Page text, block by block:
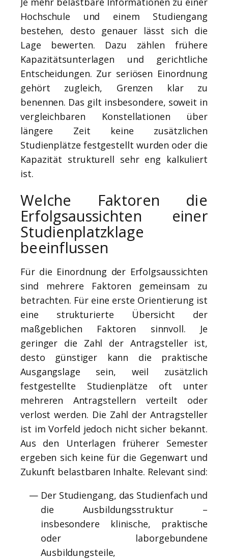
Hochschule und einem Studiengang
bestehen, desto genauer lässt sich die
Lage bewerten. Dazu zählen frühere
Kapazitätsunterlagen und gerichtliche
Entscheidungen. Zur seriösen Einordnung
gehört zugleich, Grenzen klar zu
benennen. Das gilt insbesondere, soweit in
vergleichbaren Konstellationen über
längere Zeit keine zusätzlichen
Studienplätze festgestellt wurden oder die
Kapazität strukturell sehr eng kalkuliert
ist.
Welche Faktoren die
Erfolgsaussichten einer
Studienplatzklage
beeinflussen
Für die Einordnung der Erfolgsaussichten
sind mehrere Faktoren gemeinsam zu
betrachten. Für eine erste Orientierung ist
eine strukturierte Übersicht der
maßgeblichen Faktoren sinnvoll. Je
geringer die Zahl der Antragsteller ist,
desto günstiger kann die praktische
Ausgangslage sein, weil zusätzlich
festgestellte Studienplätze oft unter
mehreren Antragstellern verteilt oder
verlost werden. Die Zahl der Antragsteller
ist im Vorfeld jedoch nicht sicher bekannt.
Aus den Unterlagen früherer Semester
ergeben sich keine für die Gegenwart und
Zukunft belastbaren Inhalte. Relevant sind:
Der Studiengang, das Studienfach und
die Ausbildungsstruktur –
insbesondere klinische, praktische
oder laborgebundene
Ausbildungsteile,